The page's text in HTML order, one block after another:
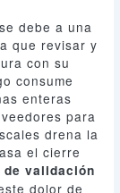
debe a una
que revisar y
con su
consume
enteras
para
drena la
el cierre
validación
dolor de